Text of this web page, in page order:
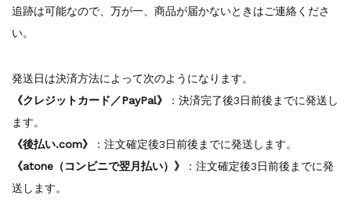
追跡は可能なので、万が一、商品が届かないときはご連絡くださ
い。
発送日は決済方法によって次のようになります。
《クレジットカード／PayPal》
：決済完了後3日前後までに発送し
ます。
《後払い.com》
：注文確定後3日前後までに発送します。
《atone（コンビニで翌月払い）》
：注文確定後3日前後までに発
送します。